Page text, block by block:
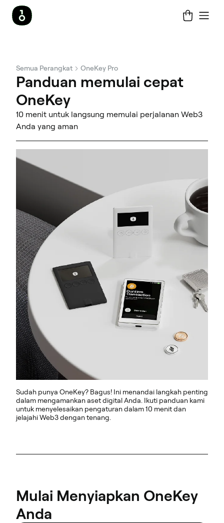
Semua Perangkat OneKey Pro
Panduan memulai cepat
OneKey
10 menit untuk langsung memulai perjalanan Web3
Anda yang aman
Sudah punya OneKey? Bagus! Ini menandai langkah penting
dalam mengamankan aset digital Anda. Ikuti panduan kami
untuk menyelesaikan pengaturan dalam 10 menit dan
jelajahi Web3 dengan tenang.
Mulai Menyiapkan OneKey
Anda